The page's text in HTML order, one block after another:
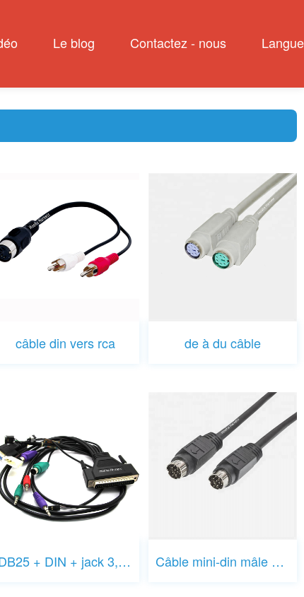
Le blog Contactez - nous Langue
câble din vers rca de à du câble
DB25 + DIN + jack 3,5 mm + câble DB9 Câble mini-din mâle à mâle à 9 broches